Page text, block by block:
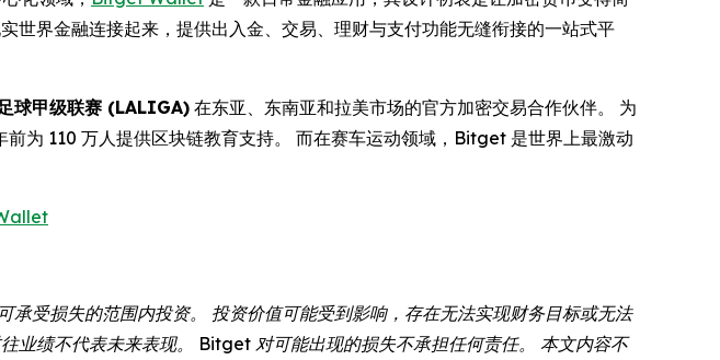
界金融连接起来，提供出入金、交易、理财与支付功能无缝衔接的一站式平
球甲级联赛 (LALIGA) 在东亚、东南亚和拉美市场的官方加密交易合作伙伴。 为
前为 110 万人提供区块链教育支持。 而在赛车运动领域，Bitget 是世界上最激动
受损失的范围内投资。 投资价值可能受到影响，存在无法实现财务目标或无法
业绩不代表未来表现。 Bitget 对可能出现的损失不承担任何责任。 本文内容不